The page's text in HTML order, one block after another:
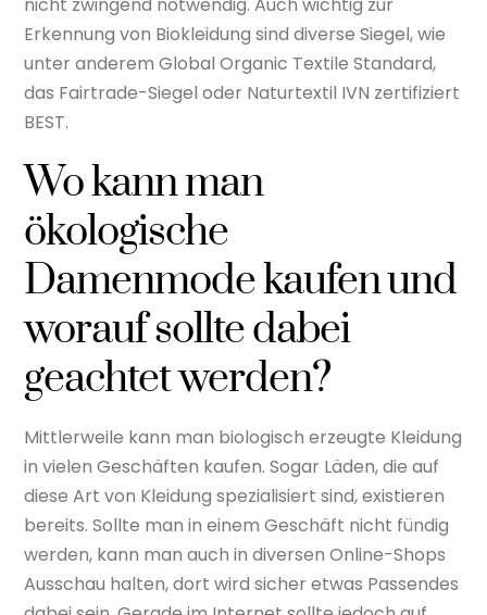
Erkennung von Biokleidung sind diverse Siegel, wie
unter anderem Global Organic Textile Standard,
das Fairtrade-Siegel oder Naturtextil IVN zertifiziert
BEST.
Wo kann man
ökologische
Damenmode kaufen und
worauf sollte dabei
geachtet werden?
Mittlerweile kann man biologisch erzeugte Kleidung
in vielen Geschäften kaufen. Sogar Läden, die auf
diese Art von Kleidung spezialisiert sind, existieren
bereits. Sollte man in einem Geschäft nicht fündig
werden, kann man auch in diversen Online-Shops
Ausschau halten, dort wird sicher etwas Passendes